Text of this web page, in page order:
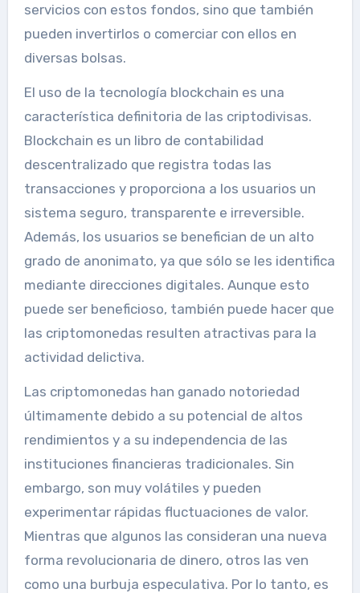
servicios con estos fondos, sino que también
pueden invertirlos o comerciar con ellos en
diversas bolsas.
El uso de la tecnología blockchain es una
característica definitoria de las criptodivisas.
Blockchain es un libro de contabilidad
descentralizado que registra todas las
transacciones y proporciona a los usuarios un
sistema seguro, transparente e irreversible.
Además, los usuarios se benefician de un alto
grado de anonimato, ya que sólo se les identifica
mediante direcciones digitales. Aunque esto
puede ser beneficioso, también puede hacer que
las criptomonedas resulten atractivas para la
actividad delictiva.
Las criptomonedas han ganado notoriedad
últimamente debido a su potencial de altos
rendimientos y a su independencia de las
instituciones financieras tradicionales. Sin
embargo, son muy volátiles y pueden
experimentar rápidas fluctuaciones de valor.
Mientras que algunos las consideran una nueva
forma revolucionaria de dinero, otros las ven
como una burbuja especulativa. Por lo tanto, es